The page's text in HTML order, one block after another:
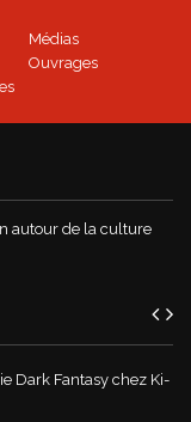
Médias
Ouvrages
autour de la culture
Dark Fantasy chez Ki-